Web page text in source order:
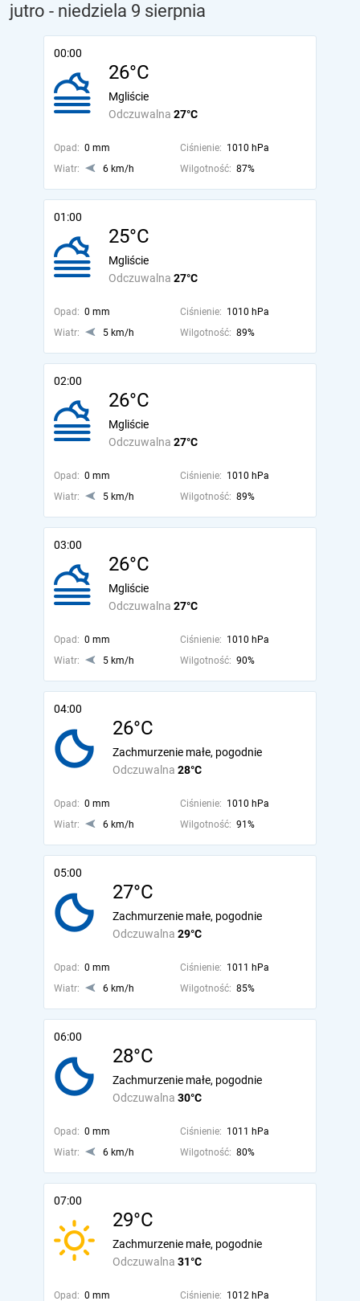
jutro - niedziela 9 sierpnia
00:00
26°C
Odczuwalna 27°C
Mgliście
Opad: 0 mm Ciśnienie: 1010 hPa
Wiatr:
6 km/h Wilgotność: 87%
01:00
25°C
Odczuwalna 27°C
Mgliście
Opad: 0 mm Ciśnienie: 1010 hPa
Wiatr:
5 km/h Wilgotność: 89%
02:00
26°C
Odczuwalna 27°C
Mgliście
Opad: 0 mm Ciśnienie: 1010 hPa
Wiatr:
5 km/h Wilgotność: 89%
03:00
26°C
Odczuwalna 27°C
Mgliście
Opad: 0 mm Ciśnienie: 1010 hPa
Wiatr:
5 km/h Wilgotność: 90%
04:00
26°C
Odczuwalna 28°C
Zachmurzenie małe, pogodnie
Opad: 0 mm Ciśnienie: 1010 hPa
Wiatr:
6 km/h Wilgotność: 91%
05:00
27°C
Odczuwalna 29°C
Zachmurzenie małe, pogodnie
Opad: 0 mm Ciśnienie: 1011 hPa
Wiatr:
6 km/h Wilgotność: 85%
06:00
28°C
Odczuwalna 30°C
Zachmurzenie małe, pogodnie
Opad: 0 mm Ciśnienie: 1011 hPa
Wiatr:
6 km/h Wilgotność: 80%
07:00
29°C
Odczuwalna 31°C
Zachmurzenie małe, pogodnie
Opad: 0 mm Ciśnienie: 1012 hPa